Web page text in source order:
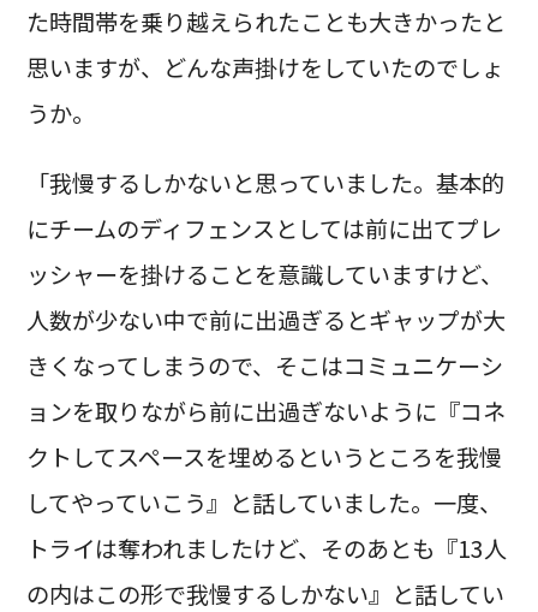
た時間帯を乗り越えられたことも大きかったと
思いますが、どんな声掛けをしていたのでしょ
うか。
「我慢するしかないと思っていました。基本的
にチームのディフェンスとしては前に出てプレ
ッシャーを掛けることを意識していますけど、
人数が少ない中で前に出過ぎるとギャップが大
きくなってしまうので、そこはコミュニケーシ
ョンを取りながら前に出過ぎないように『コネ
クトしてスペースを埋めるというところを我慢
してやっていこう』と話していました。一度、
トライは奪われましたけど、そのあとも『13人
の内はこの形で我慢するしかない』と話してい